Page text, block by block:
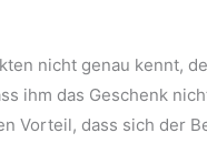
nicht genau kennt,
ihm das Geschenk
Vorteil, dass sich der